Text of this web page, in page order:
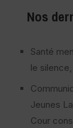
Nos
Santé
le
Jeunes
Cour